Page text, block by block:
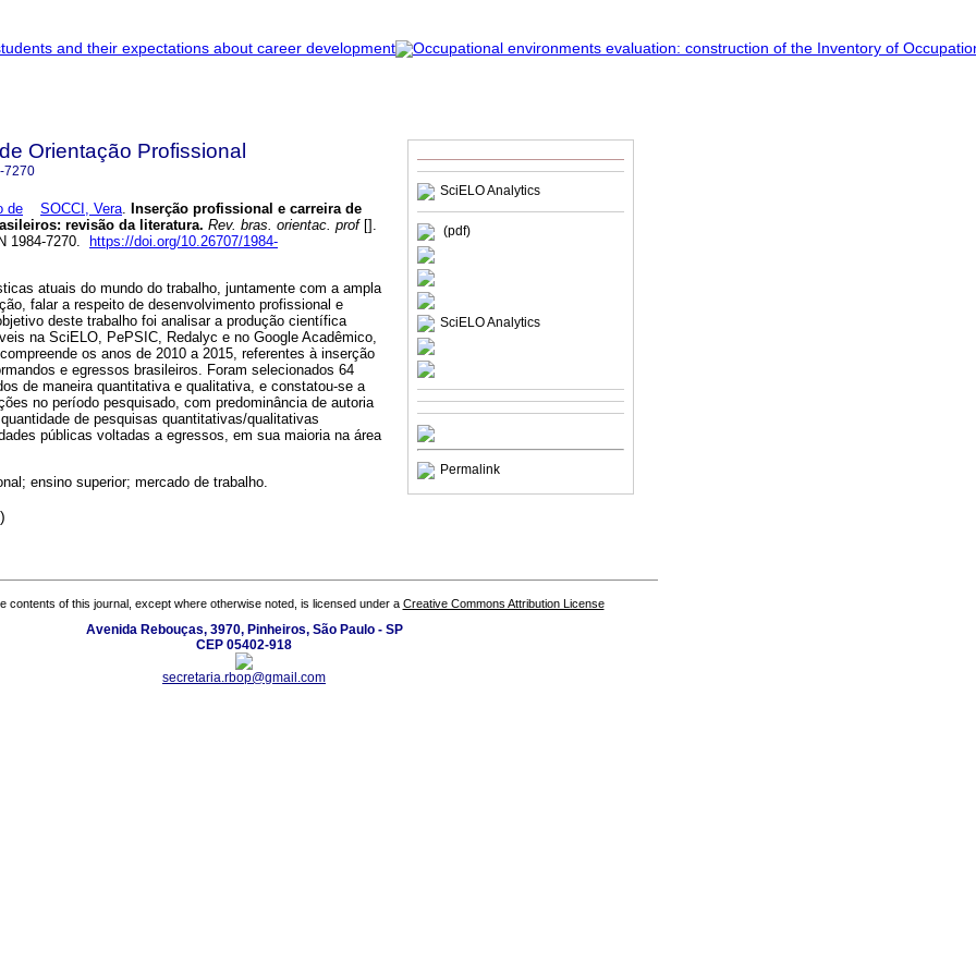
SciELO Analytics
(pdf)
SciELO Analytics
Permalink
Orientação Profissional
7270
de SOCCI, Vera
Inserção profissional e carreira de
: revisão da literatura. Rev. bras. orientac. prof[].
1984-7270.
https://doi.org/10.26707/1984-
atuais do mundo do trabalho, juntamente com a ampla
falar a respeito de desenvolvimento profissional e
deste trabalho foi analisar a produção científica
na SciELO, PePSIC, Redalyc e no Google Acadêmico,
os anos de 2010 a 2015, referentes à inserção
e egressos brasileiros. Foram selecionados 64
de maneira quantitativa e qualitativa, e constatou-se a
no período pesquisado, com predominância de autoria
de pesquisas quantitativas/qualitativas
públicas voltadas a egressos, em sua maioria na área
ensino superior; mercado de trabalho.
)
contents of this journal, except where otherwise noted, is licensed under a Creative Commons Attribution License
Avenida Rebouças, 3970, Pinheiros, São Paulo - SP
CEP 05402-918
secretaria.rbop@gmail.com